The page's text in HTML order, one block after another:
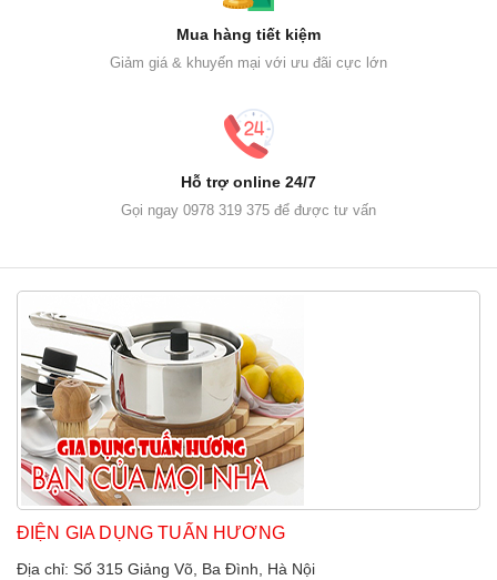
Mua hàng tiết kiệm
Giảm giá & khuyến mại với ưu đãi cực lớn
Hỗ trợ online 24/7
Gọi ngay 0978 319 375 để được tư vấn
ĐIỆN GIA DỤNG TUẤN HƯƠNG
Địa chỉ: Số 315 Giảng Võ, Ba Đình, Hà Nội